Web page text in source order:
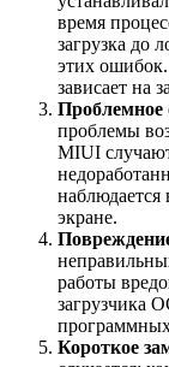
время
загрузка до
этих
зависает на
проблемы
MIUI
наблюдается
экране.
работы
загрузчика
Короткое